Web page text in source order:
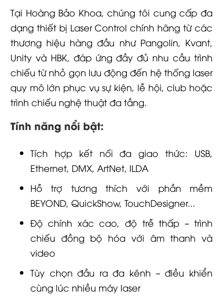
Tại Hoàng Bảo Khoa, chúng tôi cung cấp đa
dạng thiết bị Laser Control chính hãng từ các
thương hiệu hàng đầu như Pangolin, Kvant,
Unity và HBK, đáp ứng đầy đủ nhu cầu trình
chiếu từ nhỏ gọn lưu động đến hệ thống laser
quy mô lớn phục vụ sự kiện, lễ hội, club hoặc
trình chiếu nghệ thuật đa tầng.
Tính năng nổi bật:
Tích hợp kết nối đa giao thức: USB,
Ethernet, DMX, ArtNet, ILDA
Hỗ trợ tương thích với phần mềm
BEYOND, QuickShow, TouchDesigner...
Độ chính xác cao, độ trễ thấp – trình
chiếu đồng bộ hóa với âm thanh và
video
Tùy chọn đầu ra đa kênh – điều khiển
cùng lúc nhiều máy laser